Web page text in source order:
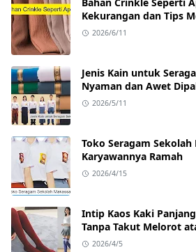
Kekurangan dan Tips
2026/6/11
Jenis Kain untuk
Nyaman dan Awet
2026/5/11
Toko Seragam
Karyawannya Ramah
2026/4/15
Intip Kaos Kaki
Tanpa Takut Melorot
2026/4/5